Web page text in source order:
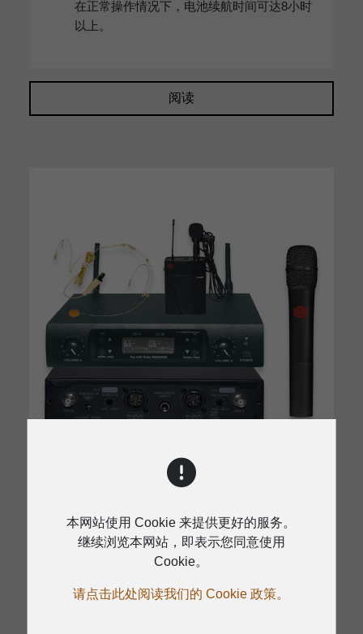
在正常操作情况下，电池续航时间可达8小时
以上。
阅读
双通道无线传输系统可与腰挂和手持发
射器配合使用。接收器采用1/2英寸结
构，可直接锁定在箱体上。
本网站使用 Cookie 来提供更好的服务。
继续浏览本网站，即表示您同意使用
Cookie。
请点击此处阅读我们的 Cookie 政策。